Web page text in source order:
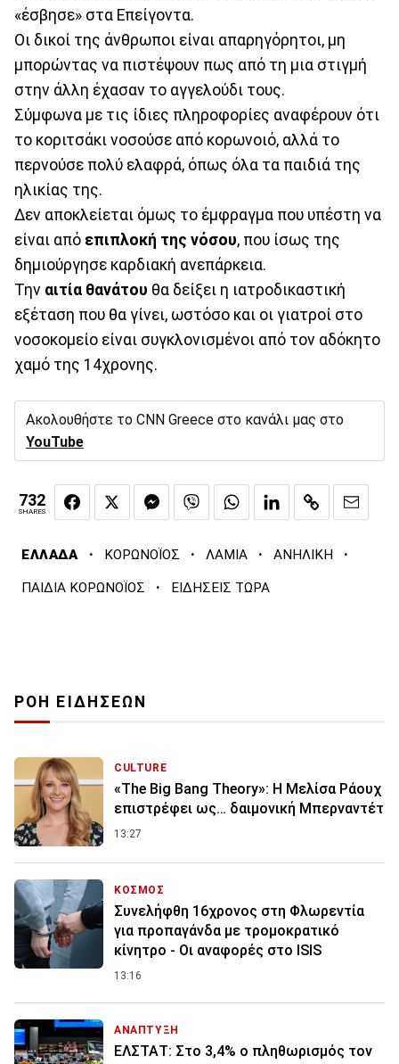
«έσβησε» στα Επείγοντα.
Οι δικοί της άνθρωποι είναι απαρηγόρητοι, μη
μπορώντας να πιστέψουν πως από τη μια στιγμή
στην άλλη έχασαν το αγγελούδι τους.
Σύμφωνα με τις ίδιες πληροφορίες αναφέρουν ότι
το κοριτσάκι νοσούσε από κορωνοιό, αλλά το
περνούσε πολύ ελαφρά, όπως όλα τα παιδιά της
ηλικίας της.
Δεν αποκλείεται όμως το έμφραγμα που υπέστη να
είναι από επιπλοκή της νόσου, που ίσως της
δημιούργησε καρδιακή ανεπάρκεια.
Την αιτία θανάτου θα δείξει η ιατροδικαστική
εξέταση που θα γίνει, ωστόσο και οι γιατροί στο
νοσοκομείο είναι συγκλονισμένοι από τον αδόκητο
χαμό της 14χρονης.
Ακολουθήστε το CNN Greece στο κανάλι μας στο
YouTube
732
SHARES
ΕΛΛΑΔΑ · ΚΟΡΩΝΟΪΟΣ · ΛΑΜΙΑ · ΑΝΗΛΙΚΗ ·
ΠΑΙΔΙΑ ΚΟΡΩΝΟΪΟΣ · ΕΙΔΗΣΕΙΣ ΤΩΡΑ
ΡΟΗ ΕΙΔΗΣΕΩΝ
CULTURE
«The Big Bang Theory»: Η Μελίσα Ράουχ
επιστρέφει ως… δαιμονική Μπερναντέτ
13:27
ΚΟΣΜΟΣ
Συνελήφθη 16χρονος στη Φλωρεντία
για προπαγάνδα με τρομοκρατικό
κίνητρο - Οι αναφορές στο ISIS
13:16
ΑΝΑΠΤΥΞΗ
ΕΛΣΤΑΤ: Στο 3,4% ο πληθωρισμός τον